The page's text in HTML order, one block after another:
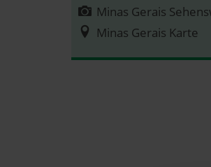
Minas Gerais
Minas Gerais Karte